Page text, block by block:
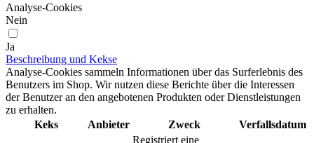
Analyse-Cookies
Nein
Ja
Beschreibung und Kekse
Analyse-Cookies sammeln Informationen über das Surferlebnis des
Benutzers im Shop. Wir nutzen diese Berichte über die Interessen
der Benutzer an den angebotenen Produkten oder Dienstleistungen
zu erhalten.
Keks
Anbieter Zweck Verfallsdatum
Registriert eine